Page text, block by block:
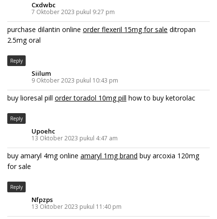
Cxdwbc
7 Oktober 2023 pukul 9:27 pm
purchase dilantin online order flexeril 15mg for sale ditropan
2.5mg oral
Reply
Siilum
9 Oktober 2023 pukul 10:43 pm
buy lioresal pill order toradol 10mg pill how to buy ketorolac
Reply
Upoehc
13 Oktober 2023 pukul 4:47 am
buy amaryl 4mg online amaryl 1mg brand buy arcoxia 120mg
for sale
Reply
Nfpzps
13 Oktober 2023 pukul 11:40 pm